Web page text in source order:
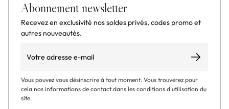
Abonnement newsletter
Recevez en exclusivité nos soldes privés, codes promo et
autres nouveautés.
S’abonner
Vous pouvez vous désinscrire à tout moment. Vous trouverez pour
cela nos informations de contact dans les conditions d'utilisation du
site.